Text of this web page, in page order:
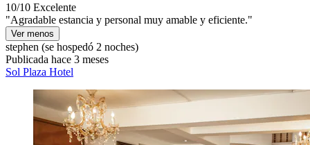
10/10 Excelente
"Agradable estancia y personal muy amable y eficiente."
Ver menos
stephen (se hospedó 2 noches)
Publicada hace 3 meses
Sol Plaza Hotel